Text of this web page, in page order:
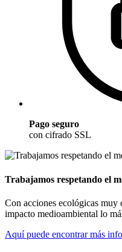
Pago seguro
con cifrado SSL
Trabajamos respetando el
Con acciones ecológicas muy
impacto medioambiental lo
Aquí puede encontrar más